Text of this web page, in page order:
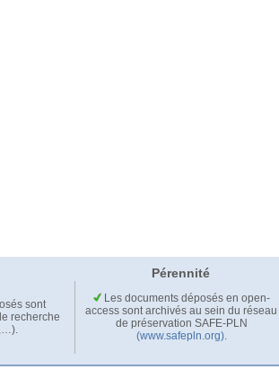
Pérennité
sont
recherche
Les documents déposés en open-
access sont archivés au sein du réseau
de préservation SAFE-PLN
(www.safepln.org).